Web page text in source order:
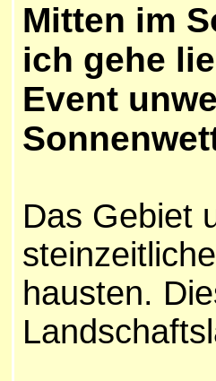
Mitten im
ich gehe
Event
Das Gebiet
hausten.